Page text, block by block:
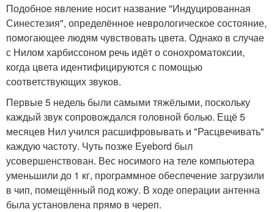
Подобное явление носит название "Индуцированная
Синестезия", определённое неврологическое состояние,
помогающее людям чувствовать цвета. Однако в случае
с Нилом харбиссоном речь идёт о сонохроматоксии,
когда цвета идентифицируются с помощью
соответствующих звуков.
Первые 5 недель были самыми тяжёлыми, поскольку
каждый звук сопровождался головной болью. Ещё 5
месяцев Нил учился расшифровывать и "Расцвечивать"
каждую частоту. Чуть позже Eyebord был
усовершенствован. Вес носимого на теле компьютера
уменьшили до 1 кг, программное обеспечение загрузили
в чип, помещённый под кожу. В ходе операции антенна
была установлена прямо в череп.